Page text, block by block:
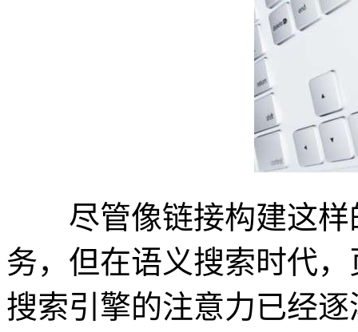
尽管像链接构建这样
务，但在语义搜索时代
搜索引擎的注意力已经